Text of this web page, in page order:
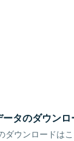
タのダウンロ
ダウンロードは